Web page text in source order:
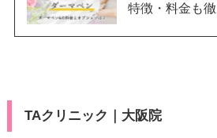
特徴・料金も徹
TAクリニック｜大阪院